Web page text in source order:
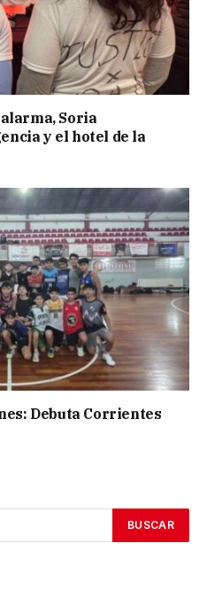
Soria
y el hotel de la
Debuta Corrientes